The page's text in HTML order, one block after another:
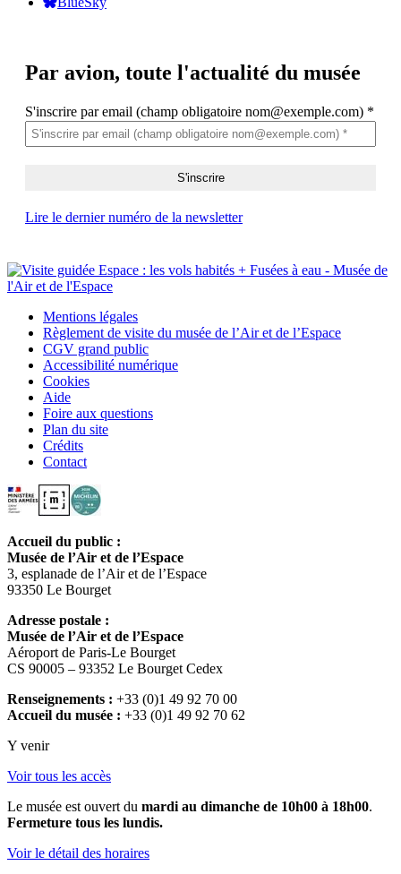
Par avion, toute l'actualité du musée
S'inscrire par email (champ obligatoire nom@exemple.com) *
Lire le dernier numéro de la newsletter
Mentions légales
Règlement de visite du musée de l’Air et de l’Espace
CGV grand public
Accessibilité numérique
Cookies
Aide
Foire aux questions
Plan du site
Crédits
Contact
Accueil du public :
Musée de l’Air et de l’Espace
3, esplanade de l’Air et de l’Espace
93350 Le Bourget
Adresse postale :
Musée de l’Air et de l’Espace
Aéroport de Paris-Le Bourget
CS 90005 – 93352 Le Bourget Cedex
Renseignements : +33 (0)1 49 92 70 00
Accueil du musée : +33 (0)1 49 92 70 62
Y venir
Voir tous les accès
Le musée est ouvert du mardi au dimanche de 10h00 à 18h00.
Fermeture tous les lundis.
Voir le détail des horaires